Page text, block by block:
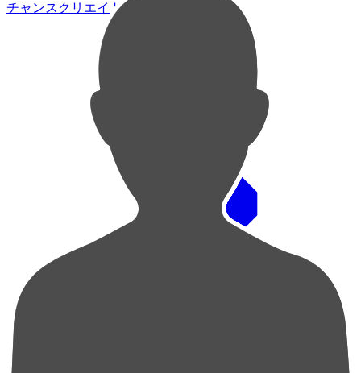
チャンスクリエイト総数